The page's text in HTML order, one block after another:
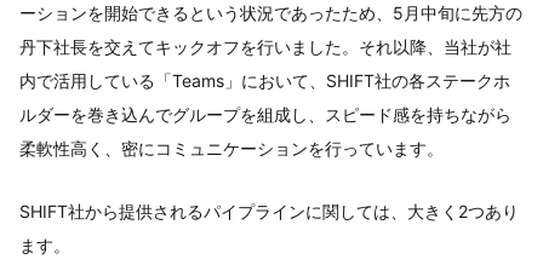
ーションを開始できるという状況であったため、5月中旬に先方の
丹下社長を交えてキックオフを行いました。それ以降、当社が社
内で活用している「Teams」において、SHIFT社の各ステークホ
ルダーを巻き込んでグループを組成し、スピード感を持ちながら
柔軟性高く、密にコミュニケーションを行っています。
SHIFT社から提供されるパイプラインに関しては、大きく2つあり
ます。